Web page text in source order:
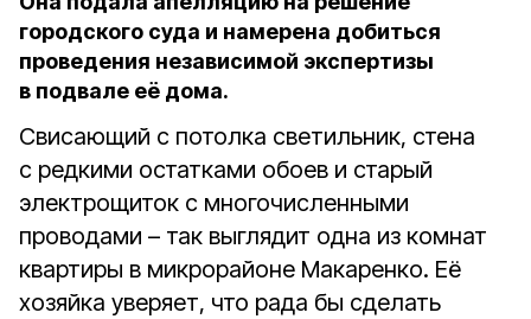
городского суда и намерена добиться
проведения независимой экспертизы
в подвале её дома.
Свисающий с потолка светильник, стена
с редкими остатками обоев и старый
электрощиток с многочисленными
проводами – так выглядит одна из комнат
квартиры в микрорайоне Макаренко. Её
хозяйка уверяет, что рада бы сделать